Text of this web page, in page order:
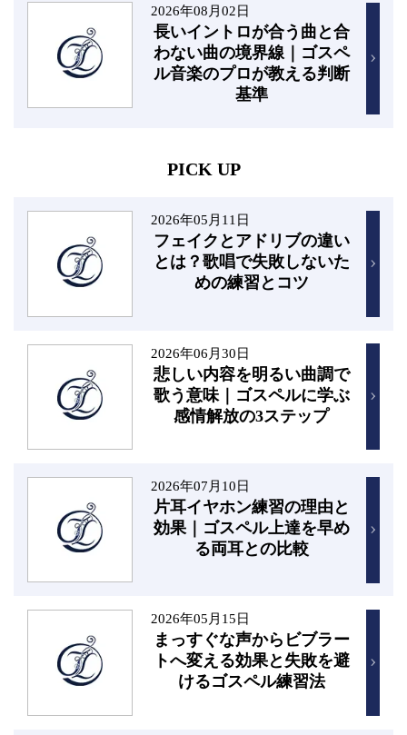
2026年08月02日
長いイントロが合う曲と合
わない曲の境界線｜ゴスペ
ル音楽のプロが教える判断
基準
PICK UP
2026年05月11日
フェイクとアドリブの違い
とは？歌唱で失敗しないた
めの練習とコツ
2026年06月30日
悲しい内容を明るい曲調で
歌う意味｜ゴスペルに学ぶ
感情解放の3ステップ
2026年07月10日
片耳イヤホン練習の理由と
効果｜ゴスペル上達を早め
る両耳との比較
2026年05月15日
まっすぐな声からビブラー
トへ変える効果と失敗を避
けるゴスペル練習法